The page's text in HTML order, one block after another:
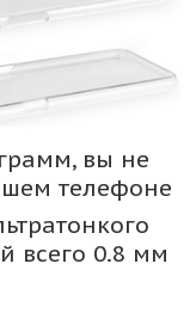
вы не
телефоне
всего 0.8 мм